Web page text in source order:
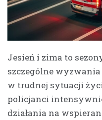
Jesień i zima to
szczególne
w trudnej sytuacji
policjanci
działania na